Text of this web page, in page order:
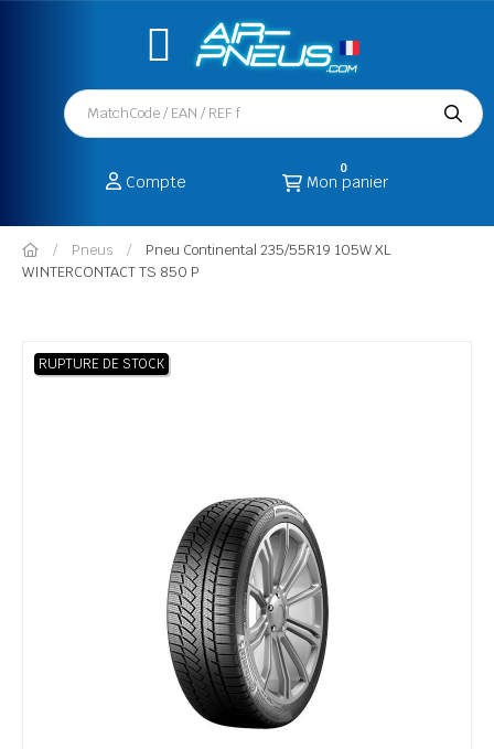
Compte Mon panier
0
Pneus
Pneu Continental 235/55R19 105W XL
WINTERCONTACT TS 850 P
RUPTURE DE STOCK